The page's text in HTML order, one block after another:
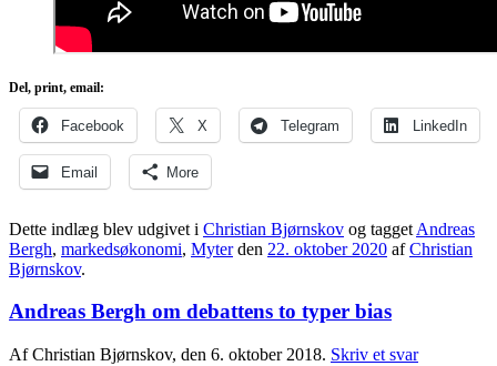
Del, print, email:
Facebook X Telegram LinkedIn
Email More
Dette indlæg blev udgivet i Christian Bjørnskov og tagget Andreas
Bergh, markedsøkonomi, Myterden 22. oktober 2020 afChristian
Bjørnskov.
Andreas Bergh om debattens to typer bias
Af Christian Bjørnskov, den 6. oktober 2018. Skriv et svar